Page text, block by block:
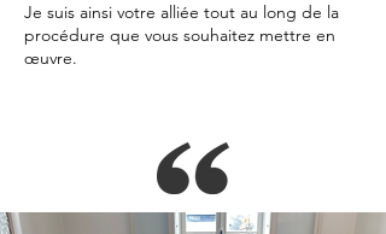
Je suis ainsi votre alliée tout au long de la
procédure que vous souhaitez mettre en
œuvre.